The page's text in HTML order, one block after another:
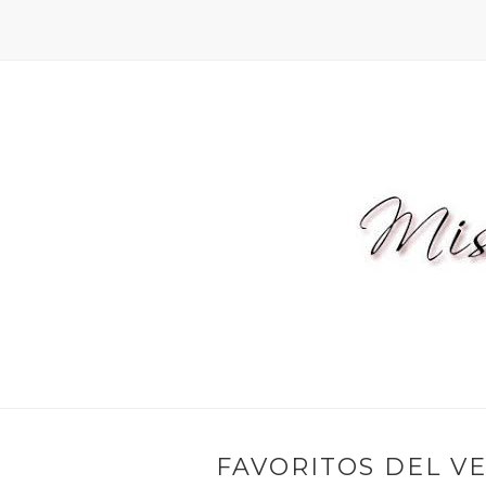
FAVORITOS DEL